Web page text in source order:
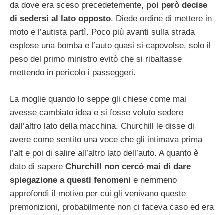
da dove era sceso precedetemente, poi però decise
di sedersi al lato opposto. Diede ordine di mettere in
moto e l’autista partì. Poco più avanti sulla strada
esplose una bomba e l’auto quasi si capovolse, solo il
peso del primo ministro evitò che si ribaltasse
mettendo in pericolo i passeggeri.
La moglie quando lo seppe gli chiese come mai
avesse cambiato idea e si fosse voluto sedere
dall’altro lato della macchina. Churchill le disse di
avere come sentito una voce che gli intimava prima
l’alt e poi di salire all’altro lato dell’auto. A quanto è
dato di sapere Churchill non cercò mai di dare
spiegazione a questi fenomeni e nemmeno
approfondì il motivo per cui gli venivano queste
premonizioni, probabilmente non ci faceva caso ed era